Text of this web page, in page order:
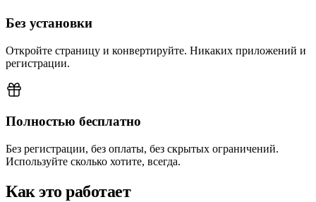
Без установки
Откройте страницу и конвертируйте. Никаких приложений и
регистрации.
Полностью бесплатно
Без регистрации, без оплаты, без скрытых ограничений.
Используйте сколько хотите, всегда.
Как это работает